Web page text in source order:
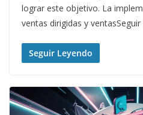
lograr este objetivo. La
ventas dirigidas y
Seguir Leyendo